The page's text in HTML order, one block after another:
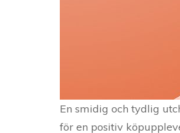
En smidig och tydlig
för en positiv